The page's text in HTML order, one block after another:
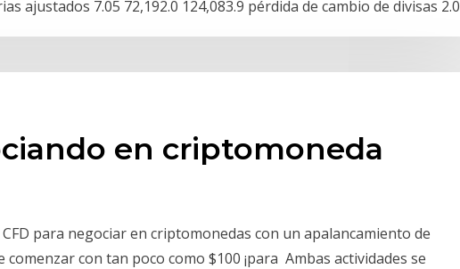
ajustados 7.05 72,192.0 124,083.9 pérdida de cambio de divisas 2.0
en criptomoneda
para negociar en criptomonedas con un apalancamiento de
comenzar con tan poco como $100 ¡para Ambas actividades se